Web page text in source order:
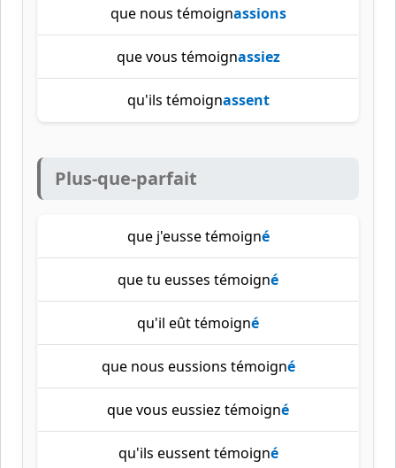
que nous témoignassions
que vous témoignassiez
qu'ils témoignassent
Plus-que-parfait
que j'eusse témoigné
que tu eusses témoigné
qu'il eût témoigné
que nous eussions témoigné
que vous eussiez témoigné
qu'ils eussent témoigné